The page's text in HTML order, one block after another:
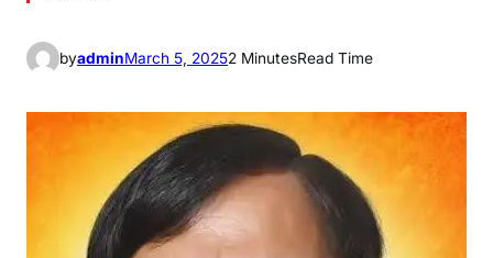
byadminMarch 5, 20252 MinutesRead Time